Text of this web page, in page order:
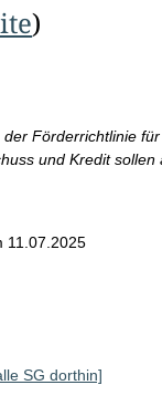
)
Förderrichtlinie
und Kredit sollen
11.07.2025
SG dorthin]